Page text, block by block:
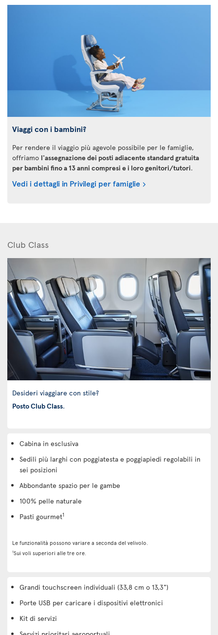
Viaggi con i bambini?
Per rendere il viaggio più agevole possibile per le famiglie,
offriamo l'assegnazione dei posti adiacente standard gratuita
per bambini fino a 13 anni compresi e i loro genitori/tutori.
Vedi i dettagli in Privilegi per famiglie
Club Class
Desideri viaggiare con stile?
Posto Club Class.
Cabina in esclusiva
Sedili più larghi con poggiatesta e poggiapiedi regolabili in
sei posizioni
Abbondante spazio per le gambe
100% pelle naturale
Pasti gourmet1
Le funzionalità possono variare a seconda del velivolo.
1Sui voli superiori alle tre ore.
Grandi touchscreen individuali (33,8 cm o 13,3")
Porte USB per caricare i dispositivi elettronici
Kit di servizi